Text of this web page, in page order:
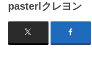
pasterlクレヨン